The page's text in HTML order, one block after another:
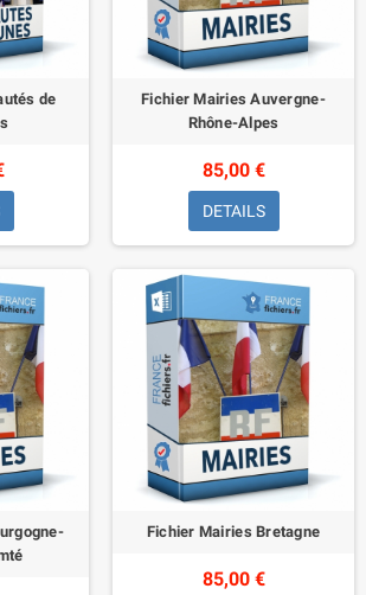
de
Fichier Mairies Auvergne-
Rhône-Alpes
85,00 €
DETAILS
Fichier Mairies Bretagne
85,00 €